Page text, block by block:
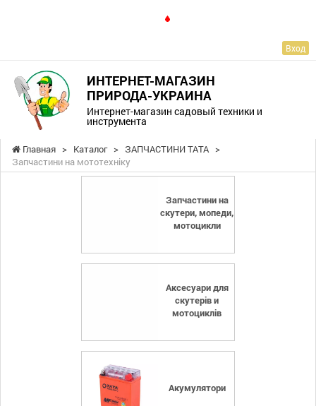
Вход
ИНТЕРНЕТ-МАГАЗИН
ПРИРОДА-УКРАИНА
Интернет-магазин садовый техники и
инструмента
Главная > Каталог > ЗАПЧАСТИНИ ТАТА >
Запчастини на мототехніку
Запчастини на
скутери, мопеди,
мотоцикли
Аксесуари для
скутерів и
мотоциклів
Акумулятори